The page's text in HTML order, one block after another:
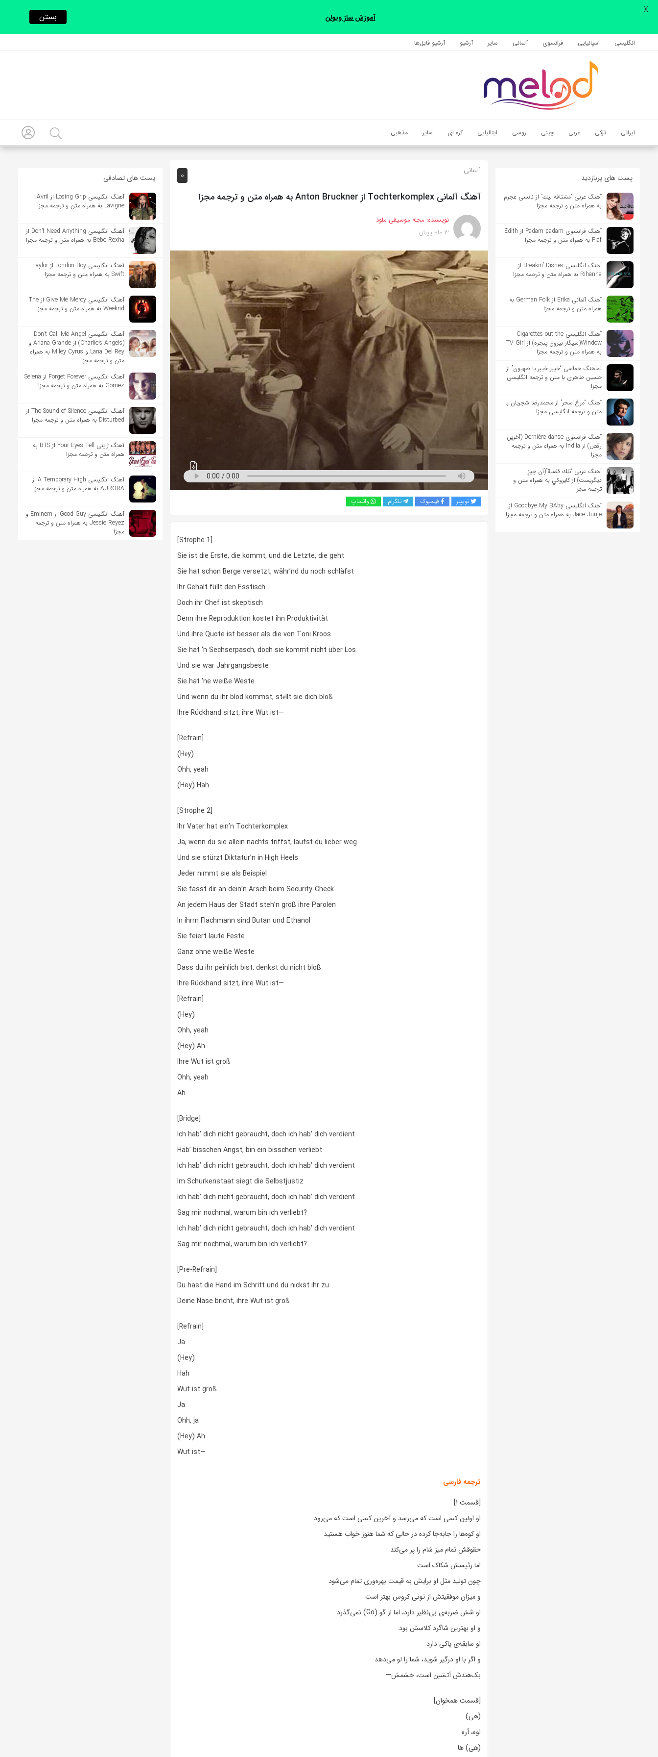
انگلیسی اسپانیایی فرانسوی آلمانی سایر آرشیو آرشیو فایل‌‎ها
ایرانی ترکی عربی چینی روسی ایتالیایی کره ای سایر مذهبی
اشتراک گذاری
با استفاده از روش‌های زیر می‌توانید این صفحه را با دوستان خود به
کپی لینک
پست های پربازدید
آهنگ عربی “مشتاقة لیك” از نانسی عجرم
به همراه متن و ترجمه مجزا
آهنگ فرانسوی Padam padam از Édith
Piaf به همراه متن و ترجمه مجزا
آهنگ انگلیسی Breakin’ Dishes از
Rihanna به همراه متن و ترجمه مجزا
آهنگ آلمانی Erika از German Folk به
همراه متن و ترجمه مجزا
آهنگ انگلیسی Cigarettes out the
Window(سیگار بیرون پنجره) از TV Girl
به همراه متن و ترجمه مجزا
نماهنگ حماسی “خیبر خیبر یا صهیون” از
حسین طاهری با متن و ترجمه انگلیسی
مجزا
آهنگ “مرغ سحر” از محمدرضا شجریان با
متن و ترجمه انگلیسی مجزا
آهنگ فرانسوی Dernière danse (آخرین
رقص) از Indila به همراه متن و ترجمه
مجزا
آهنگ عربی “تلك قضية”(آن چیزِ
دیگریست) از كايروكي به همراه متن و
ترجمه مجزا
آهنگ انگلیسی Goodbye My BAby از
Jace Junje به همراه متن و ترجمه مجزا
0 آلمانی
آهنگ آلمانی Tochterkomplex از Anton Bruckner به همراه متن و ترجمه مجزا
نویسنده: مجله موسیقی ملود
3 ماه پیش
توییتر فیسبوک تلگرام واتساپ
[Strophe 1]
Sie ist die Erste, die kommt, und die Letzte, die geht
Sie hat schon Berge versetzt, währ’nd du noch schläfst
Ihr Gehalt füllt den Esstisch
Doch ihr Chef ist skeptisch
Denn ihre Reproduktion kostet ihn Produktivität
Und ihre Quote ist besser als die von Toni Kroos
Sie hat ‘n Sechserpasch, doch sie kommt nicht über Los
Und sie war Jahrgangsbeste
Sie hat ‘ne weiße Weste
Und wenn du ihr blöd kommst, stеllt sie dich bloß
Ihre Rückhand sitzt, ihre Wut ist—
[Refrain]
(Hеy)
Ohh, yeah
(Hey) Hah
[Strophe 2]
Ihr Vater hat ein’n Tochterkomplex
Ja, wenn du sie allein nachts triffst, läufst du lieber weg
Und sie stürzt Diktatur’n in High Heels
Jeder nimmt sie als Beispiel
Sie fasst dir an dein’n Arsch beim Security-Check
An jedem Haus der Stadt steh’n groß ihre Parolen
In ihrm Flachmann sind Butan und Ethanol
Sie feiert laute Feste
Ganz ohne weiße Weste
Dass du ihr peinlich bist, denkst du nicht bloß
Ihre Rückhand sitzt, ihre Wut ist—
[Refrain]
(Hey)
Ohh, yeah
(Hey) Ah
Ihre Wut ist groß
Ohh, yeah
Ah
[Bridge]
Ich hab’ dich nicht gebraucht, doch ich hab’ dich verdient
Hab’ bisschen Angst, bin ein bisschen verliebt
Ich hab’ dich nicht gebraucht, doch ich hab’ dich verdient
Im Schurkenstaat siegt die Selbstjustiz
Ich hab’ dich nicht gebraucht, doch ich hab’ dich verdient
Sag mir nochmal, warum bin ich verliebt?
Ich hab’ dich nicht gebraucht, doch ich hab’ dich verdient
Sag mir nochmal, warum bin ich verliebt?
[Pre-Refrain]
Du hast die Hand im Schritt und du nickst ihr zu
Deine Nase bricht, ihre Wut ist groß
[Refrain]
Ja
(Hey)
Hah
Wut ist groß
Ja
Ohh, ja
(Hey) Ah
Wut ist—
ترجمه فارسی
[قسمت ۱]
او اولین کسی است که می‌رسد و آخرین کسی است که می‌رود
او کوه‌ها را جابه‌جا کرده در حالی که شما هنوز خواب هستید
حقوقش تمام میز شام را پر می‌کند
اما رئیسش شکاک است
چون تولید مثل او برایش به قیمت بهره‌وری تمام می‌شود
و میزان موفقیتش از تونی کروس بهتر است
او شش ضربه‌ی بی‌نظیر دارد، اما از گو (Go) نمی‌گذرد
و او بهترین شاگرد کلاسش بود
او سابقه‌ی پاکی دارد
و اگر با او درگیر شوید، شما را لو می‌دهد
بک‌هندش آتشین است، خشمش—
[قسمت همخوان]
(هی)
اوه، آره
(هی) ها
پست های تصادفی
آهنگ انگلیسی Losing Grip از Avril
Lavigne به همراه متن و ترجمه مجزا
آهنگ انگلیسی Don’t Need Anything از
Bebe Rexha به همراه متن و ترجمه مجزا
آهنگ انگلیسی London Boy از Taylor
Swift به همراه متن و ترجمه مجزا
آهنگ انگلیسی Give Me Mercy از The
Weeknd به همراه متن و ترجمه مجزا
آهنگ انگلیسی Don’t Call Me Angel
(Charlie’s Angels) از Ariana Grande و
Lana Del Rey و Miley Cyrus به همراه
متن و ترجمه مجزا
آهنگ انگلیسی Forget Forever از Selena
Gomez به همراه متن و ترجمه مجزا
آهنگ انگلیسی The Sound of Silence از
Disturbed به همراه متن و ترجمه مجزا
آهنگ ژاپنی Your Eyes Tell از BTS به
همراه متن و ترجمه مجزا
آهنگ انگلیسی A Temporary High از
AURORA به همراه متن و ترجمه مجزا
آهنگ انگلیسی Good Guy از Eminem و
Jessie Reyez به همراه متن و ترجمه
مجزا
آموزش ساز ویولن بستن
X